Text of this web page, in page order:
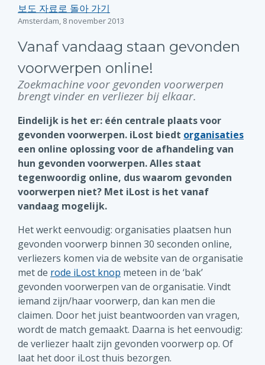
보도 자료로 돌아 가기
Amsterdam, 8 november 2013
Vanaf vandaag staan gevonden
voorwerpen online!
Zoekmachine voor gevonden voorwerpen
brengt vinder en verliezer bij elkaar.
Eindelijk is het er: één centrale plaats voor
gevonden voorwerpen. iLost biedt organisaties
een online oplossing voor de afhandeling van
hun gevonden voorwerpen. Alles staat
tegenwoordig online, dus waarom gevonden
voorwerpen niet? Met iLost is het vanaf
vandaag mogelijk.
Het werkt eenvoudig: organisaties plaatsen hun
gevonden voorwerp binnen 30 seconden online,
verliezers komen via de website van de organisatie
met de rode iLost knop meteen in de ‘bak’
gevonden voorwerpen van de organisatie. Vindt
iemand zijn/haar voorwerp, dan kan men die
claimen. Door het juist beantwoorden van vragen,
wordt de match gemaakt. Daarna is het eenvoudig:
de verliezer haalt zijn gevonden voorwerp op. Of
laat het door iLost thuis bezorgen.